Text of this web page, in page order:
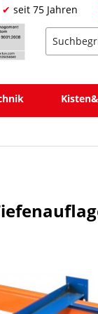
seit 75 Jahren